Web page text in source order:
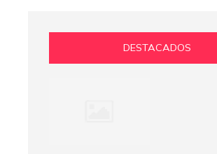
DESTACADOS